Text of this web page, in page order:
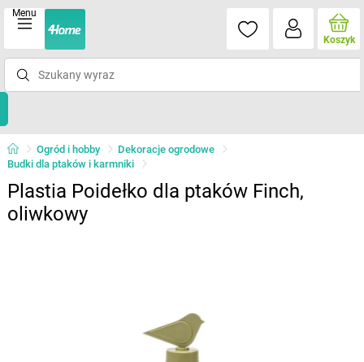
Menu
Koszyk
Ogród i hobby
Dekoracje ogrodowe
Budki dla ptaków i karmniki
Plastia Poidełko dla ptaków Finch,
oliwkowy